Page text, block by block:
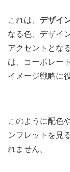
これは、 デザイ
なる色、デザイ
アクセントとな
は、コーポレー
イメージ戦略に
このように配色
ンフレットを見
れません。